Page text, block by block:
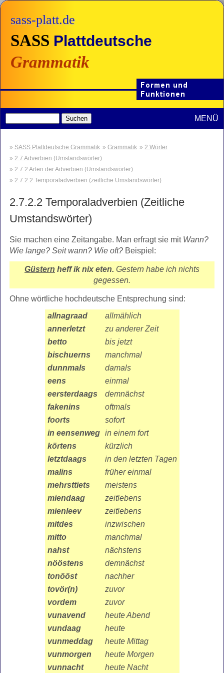
sass-platt.de
SASS Plattdeutsche
Grammatik
MENÜ
SASS Plattdeutsche Grammatik Grammatik
2 Wörter
2.7 Adverbien (Umstandswörter)
2.7.2 Arten der Adverbien (Umstandswörter)
2.7.2.2 Temporaladverbien (zeitliche Umstandswörter)
2.7.2.2 Temporaladverbien (Zeitliche
Umstandswörter)
Sie machen eine Zeitangabe. Man erfragt sie mit Wann?
Wie lange? Seit wann? Wie oft?Beispiel:
Güstern heff ik nix eten. Gestern habe ich nichts
gegessen.
Ohne wörtliche hochdeutsche Entsprechung sind:
allnagraad
allmählich
annerletzt
zu anderer Zeit
betto
bis jetzt
bischuerns
manchmal
dunnmals
damals
eens
einmal
eersterdaags
demnächst
fakenins
oftmals
foorts
sofort
in eensenweg
in einem fort
körtens
kürzlich
letztdaags
in den letzten Tagen
malins
früher einmal
mehrsttiets
meistens
miendaag
zeitlebens
mienleev
zeitlebens
mitdes
inzwischen
mitto
manchmal
nahst
nächstens
nööstens
demnächst
tonööst
nachher
tovör(n)
zuvor
vordem
zuvor
vunavend
heute Abend
vundaag
heute
vunmeddag
heute Mittag
vunmorgen
heute Morgen
vunnacht
heute Nacht